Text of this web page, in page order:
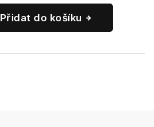
Přidat do košíku